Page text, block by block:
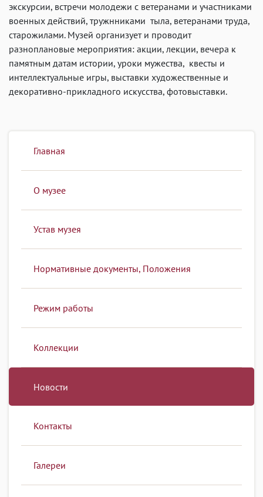
экскурсии, встречи молодежи с ветеранами и участниками
военных действий, тружнниками тыла, ветеранами труда,
старожилами. Музей организует и проводит
разноплановые мероприятия: акции, лекции, вечера к
памятным датам истории, уроки мужества, квесты и
интеллектуальные игры, выставки художественные и
декоративно-прикладного искусства, фотовыставки.
Главная
О музее
Устав музея
Нормативные документы, Положения
Режим работы
Коллекции
Новости
Контакты
Галереи